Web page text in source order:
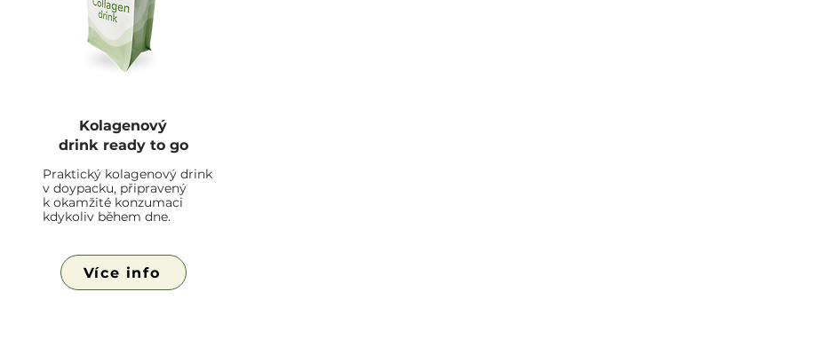
Kolagenový
drink ready to go
Praktický kolagenový drink
v doypacku, připravený
k okamžité konzumaci
kdykoliv během dne.
Více info